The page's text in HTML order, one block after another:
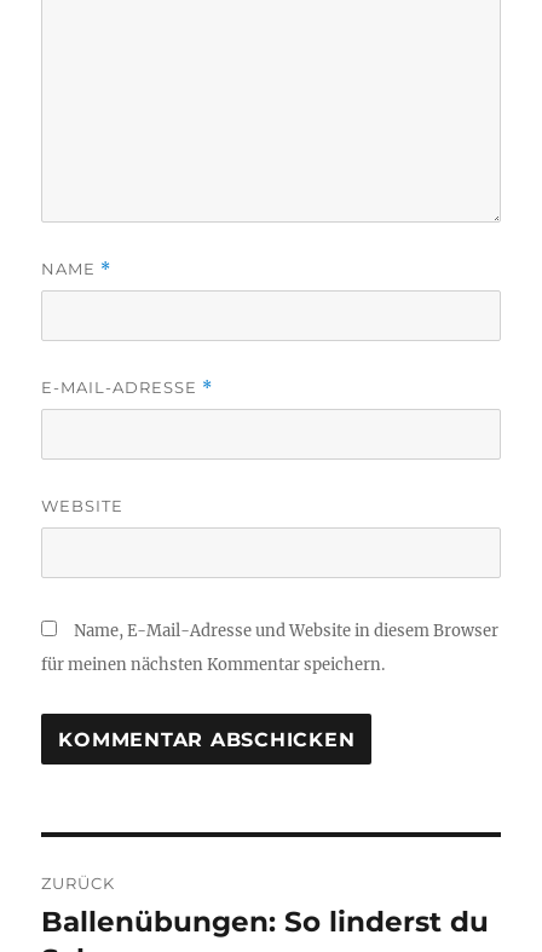
NAME *
E-MAIL-ADRESSE *
WEBSITE
Name, E-Mail-Adresse und Website in diesem Browser
für meinen nächsten Kommentar speichern.
ZURÜCK
Vorheriger
Ballenübungen: So linderst du